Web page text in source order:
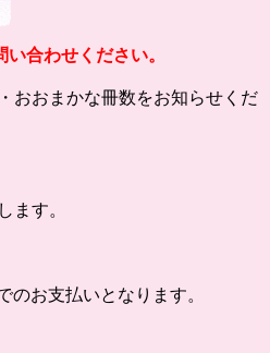
合わせください。
おおまかな冊数をお知らせくだ
ます。
お支払いとなります。